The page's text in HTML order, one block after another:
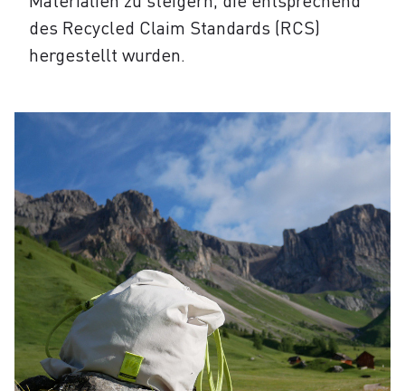
des Recycled Claim Standards (RCS)
hergestellt wurden.